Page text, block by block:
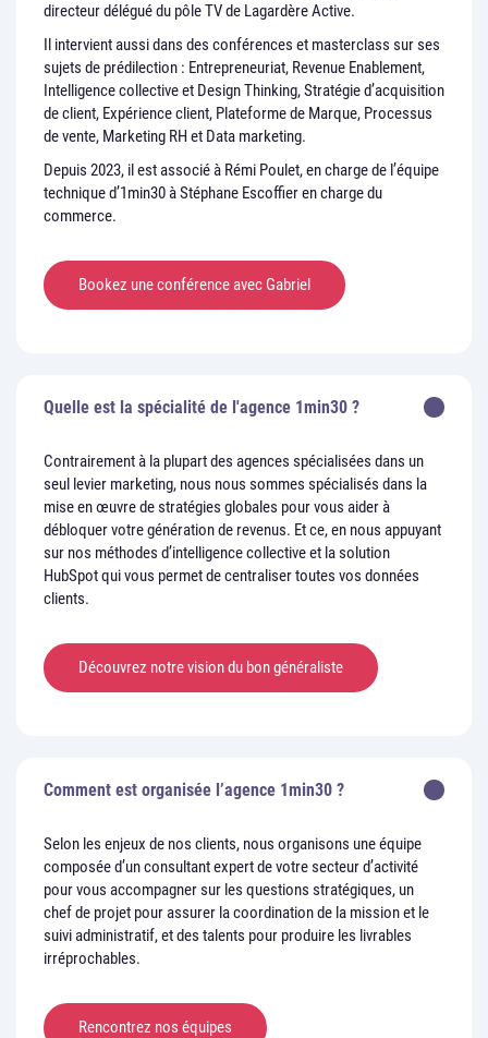
directeur délégué du pôle TV de Lagardère Active.
Il intervient aussi dans des conférences et masterclass sur ses
sujets de prédilection : Entrepreneuriat, Revenue Enablement,
Intelligence collective et Design Thinking, Stratégie d’acquisition
de client, Expérience client, Plateforme de Marque, Processus
de vente, Marketing RH et Data marketing.
Depuis 2023, il est associé à Rémi Poulet, en charge de l’équipe
technique d’1min30 à Stéphane Escoffier en charge du
commerce.
Bookez une conférence avec Gabriel
Quelle est la spécialité de l'agence 1min30 ?
Contrairement à la plupart des agences spécialisées dans un
seul levier marketing, nous nous sommes spécialisés dans la
mise en œuvre de stratégies globales pour vous aider à
débloquer votre génération de revenus. Et ce, en nous appuyant
sur nos méthodes d’intelligence collective et la solution
HubSpot qui vous permet de centraliser toutes vos données
clients.
Découvrez notre vision du bon généraliste
Comment est organisée l’agence 1min30 ?
Selon les enjeux de nos clients, nous organisons une équipe
composée d’un consultant expert de votre secteur d’activité
pour vous accompagner sur les questions stratégiques, un
chef de projet pour assurer la coordination de la mission et le
suivi administratif, et des talents pour produire les livrables
irréprochables.
Rencontrez nos équipes